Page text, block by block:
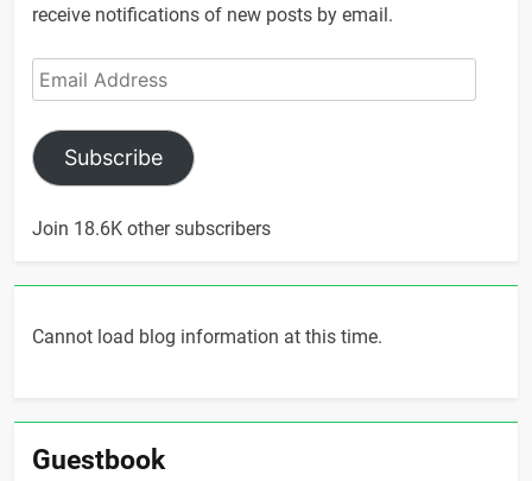
receive notifications of new posts by email.
Email
Address
Subscribe
Join 18.6K other subscribers
Cannot load blog information at this time.
Guestbook